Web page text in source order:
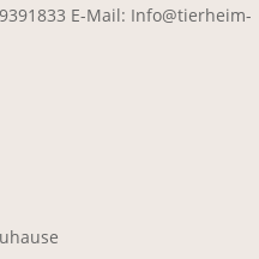
E-Mail: Info@tierheim-